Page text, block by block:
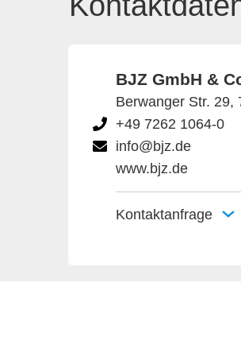
BJZ GmbH &
Berwanger Str. 29,
+49 7262 1064-0
info@bjz.de
www.bjz.de
Kontaktanfrage